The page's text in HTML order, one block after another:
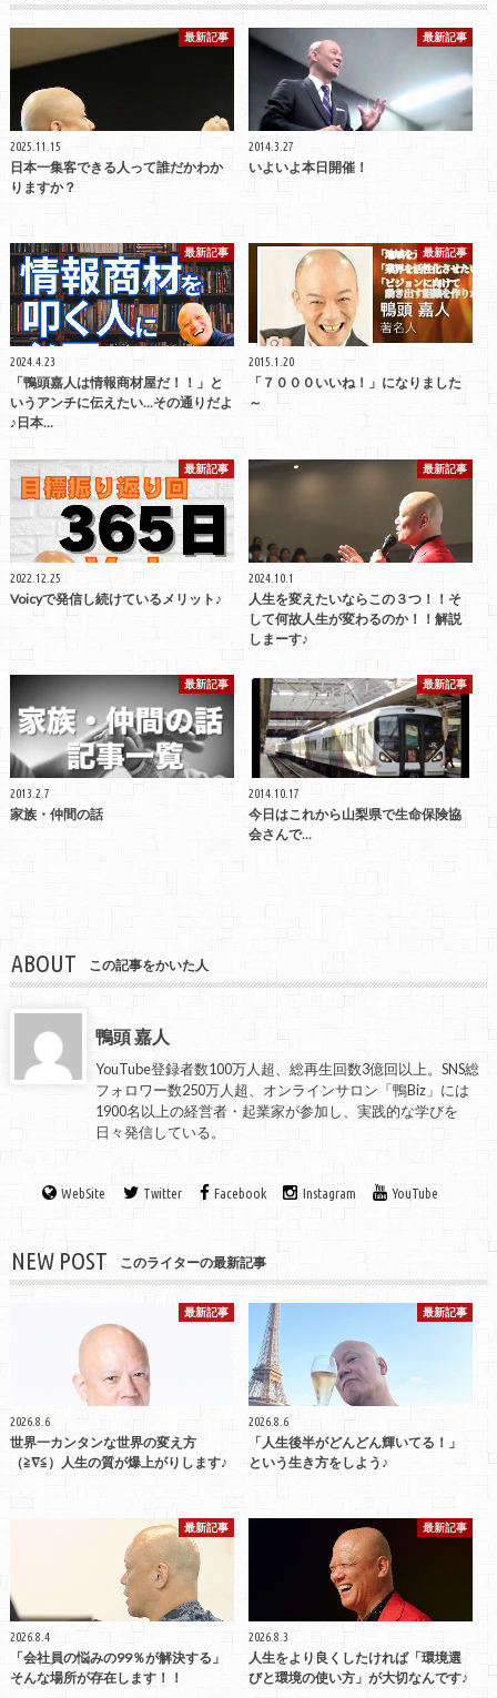
最新記事
2025.11.15
日本一集客できる人って誰だかわか
りますか？
最新記事
2014.3.27
いよいよ本日開催！
最新記事
2024.4.23
「鴨頭嘉人は情報商材屋だ！！」と
いうアンチに伝えたい…その通りだよ
♪日本…
最新記事
2015.1.20
「７０００いいね！」になりました
～
最新記事
2022.12.25
Voicyで発信し続けているメリット♪
最新記事
2024.10.1
人生を変えたいならこの３つ！！そ
して何故人生が変わるのか！！解説
しまーす♪
最新記事
2013.2.7
家族・仲間の話
最新記事
2014.10.17
今日はこれから山梨県で生命保険協
会さんで...
ABOUT この記事をかいた人
鴨頭 嘉人
YouTube登録者数100万人超、総再生回数3億回以上。SNS総
フォロワー数250万人超、オンラインサロン「鴨Biz」には
1900名以上の経営者・起業家が参加し、実践的な学びを
日々発信している。
WebSite Twitter Facebook Instagram YouTube
NEW POST このライターの最新記事
最新記事
2026.8.6
世界一カンタンな世界の変え方
（≧∇≦）人生の質が爆上がりします♪
最新記事
2026.8.6
「人生後半がどんどん輝いてる！」
という生き方をしよう♪
最新記事
2026.8.4
「会社員の悩みの99％が解決する」
そんな場所が存在します！！
最新記事
2026.8.3
人生をより良くしたければ「環境選
びと環境の使い方」が大切なんです♪